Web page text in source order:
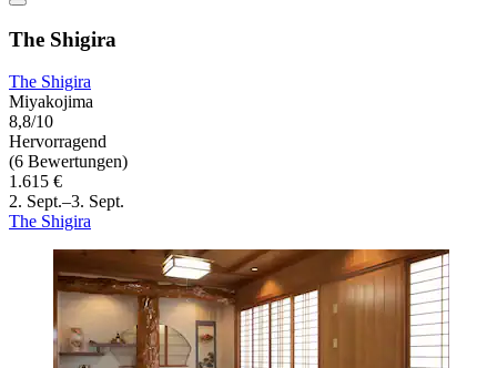
The Shigira
The Shigira
Miyakojima
8,8/10
Hervorragend
(6 Bewertungen)
1.615 €
2. Sept.–3. Sept.
The Shigira